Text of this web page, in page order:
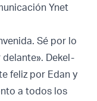
Ynet
Sé por lo
Dekel-
feliz por Edan y
a todos los